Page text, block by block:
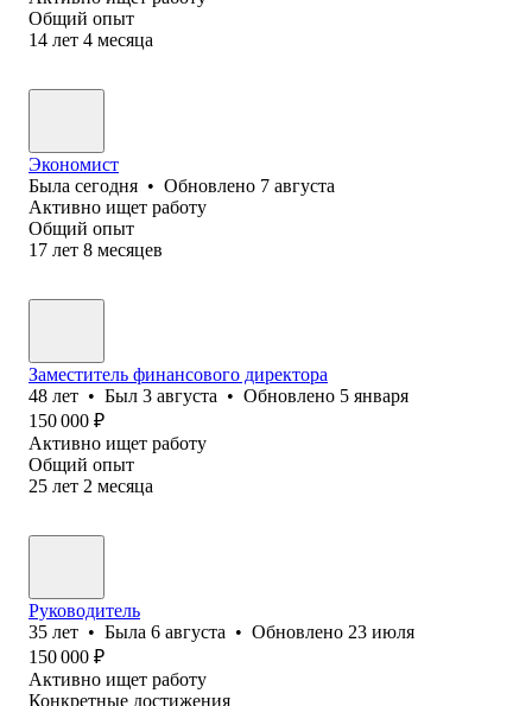
Общий опыт
14 лет 4 месяца
Экономист
Была сегодня • Обновлено 7 августа
Активно ищет работу
Общий опыт
17 лет 8 месяцев
Заместитель финансового директора
48 лет • Был 3 августа • Обновлено 5 января
150 000 ₽
Активно ищет работу
Общий опыт
25 лет 2 месяца
Руководитель
35 лет • Была 6 августа • Обновлено 23 июля
150 000 ₽
Активно ищет работу
Конкретные достижения